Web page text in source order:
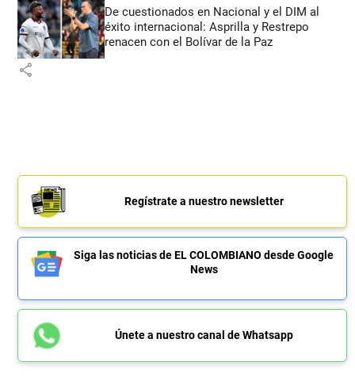
De cuestionados en Nacional y el DIM al
éxito internacional: Asprilla y Restrepo
renacen con el Bolívar de la Paz
share
Regístrate a nuestro newsletter
Siga las noticias de EL COLOMBIANO desde Google
News
Únete a nuestro canal de Whatsapp